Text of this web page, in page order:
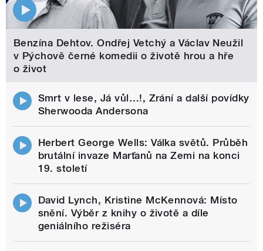
Benzína Dehtov. Ondřej Vetchý a Václav Neužil
v Pýchově černé komedii o životě hrou a hře
o život
Smrt v lese, Já vůl…!, Zrání a další povídky
Sherwooda Andersona
Herbert George Wells: Válka světů. Průběh
brutální invaze Marťanů na Zemi na konci
19. století
David Lynch, Kristine McKennová: Místo
snění. Výběr z knihy o životě a díle
geniálního režiséra